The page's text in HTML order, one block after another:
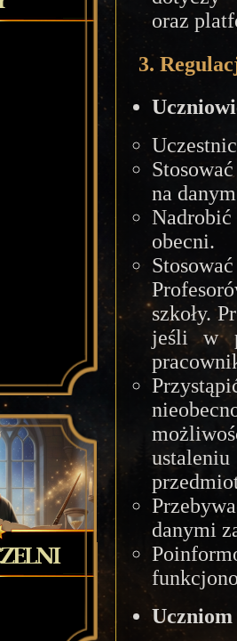
oraz
3.
na
obecni.
szkoły.
jeśli w
danymi
Uczniom